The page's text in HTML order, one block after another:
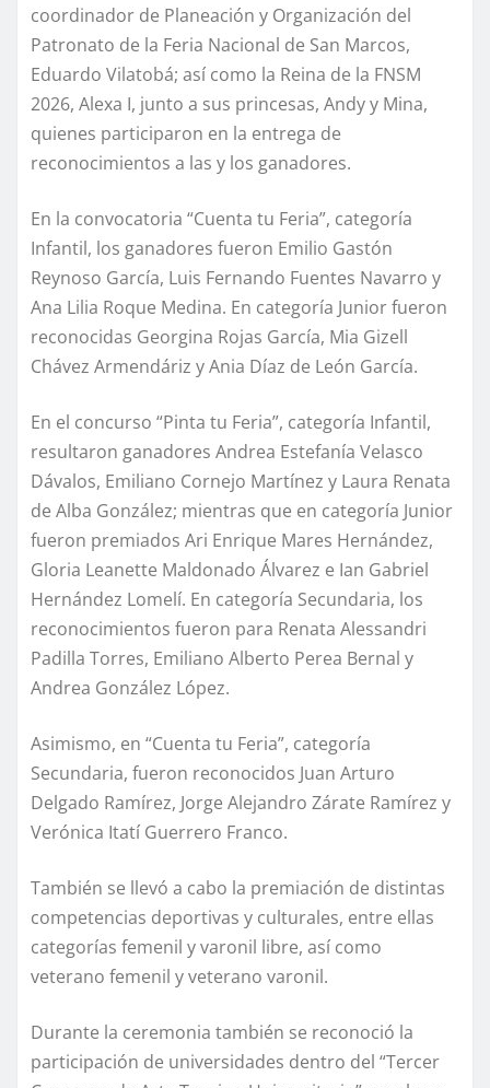
coordinador de Planeación y Organización del
Patronato de la Feria Nacional de San Marcos,
Eduardo Vilatobá; así como la Reina de la FNSM
2026, Alexa I, junto a sus princesas, Andy y Mina,
quienes participaron en la entrega de
reconocimientos a las y los ganadores.
En la convocatoria “Cuenta tu Feria”, categoría
Infantil, los ganadores fueron Emilio Gastón
Reynoso García, Luis Fernando Fuentes Navarro y
Ana Lilia Roque Medina. En categoría Junior fueron
reconocidas Georgina Rojas García, Mia Gizell
Chávez Armendáriz y Ania Díaz de León García.
En el concurso “Pinta tu Feria”, categoría Infantil,
resultaron ganadores Andrea Estefanía Velasco
Dávalos, Emiliano Cornejo Martínez y Laura Renata
de Alba González; mientras que en categoría Junior
fueron premiados Ari Enrique Mares Hernández,
Gloria Leanette Maldonado Álvarez e Ian Gabriel
Hernández Lomelí. En categoría Secundaria, los
reconocimientos fueron para Renata Alessandri
Padilla Torres, Emiliano Alberto Perea Bernal y
Andrea González López.
Asimismo, en “Cuenta tu Feria”, categoría
Secundaria, fueron reconocidos Juan Arturo
Delgado Ramírez, Jorge Alejandro Zárate Ramírez y
Verónica Itatí Guerrero Franco.
También se llevó a cabo la premiación de distintas
competencias deportivas y culturales, entre ellas
categorías femenil y varonil libre, así como
veterano femenil y veterano varonil.
Durante la ceremonia también se reconoció la
participación de universidades dentro del “Tercer